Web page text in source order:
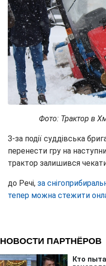
Фото: Трактор в
З-за події суддівська
перенести гру на
трактор залишився
до Речі, за
тепер можна стежити